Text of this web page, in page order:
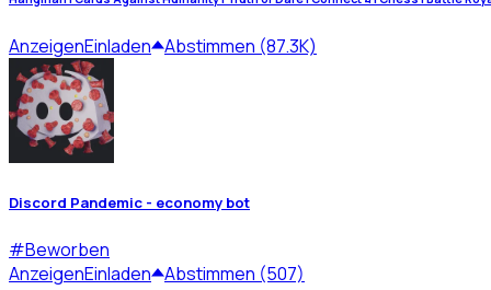
AnzeigenEinladen Abstimmen (87.3K)
Discord Pandemic - economy bot
#Beworben
AnzeigenEinladen Abstimmen (507)